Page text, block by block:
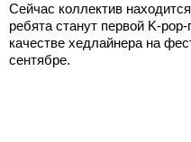
Сейчас коллектив
ребята станут первой K-
качестве хедлайнера на
сентябре.